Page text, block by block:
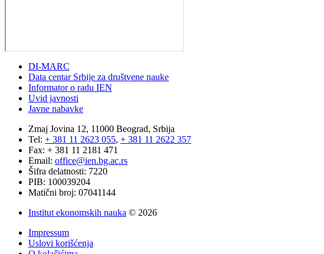
DI-MARC
Data centar Srbije za društvene nauke
Informator o radu IEN
Uvid javnosti
Javne nabavke
Zmaj Jovina 12, 11000 Beograd, Srbija
Tel: + 381 11 2623 055, + 381 11 2622 357
Fax: + 381 11 2181 471
Email: office@ien.bg.ac.rs
Šifra delatnosti: 7220
PIB: 100039204
Matični broj: 07041144
Institut ekonomskih nauka © 2026
Impressum
Uslovi korišćenja